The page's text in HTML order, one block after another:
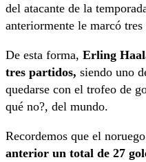
del atacante de la
anteriormente le marcó tres
De esta forma, Erling
tres partidos, siendo uno
quedarse con el trofeo de
qué no?, del mundo.
Recordemos que el
anterior un total de 27